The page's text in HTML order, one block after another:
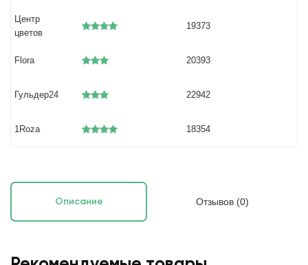
Центр
цветов
19373
Flora 20393
Гульдер24 22942
1Roza 18354
Описание Отзывов (0)